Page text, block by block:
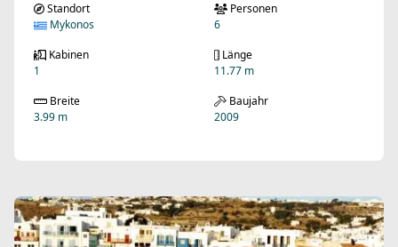
Standort
Mykonos
Personen
6
Kabinen
1
Länge
11.77 m
Breite
3.99 m
Baujahr
2009